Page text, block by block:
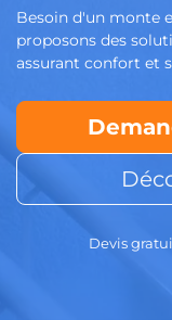
Besoin d'un monte
proposons des
assurant confort et
Devis